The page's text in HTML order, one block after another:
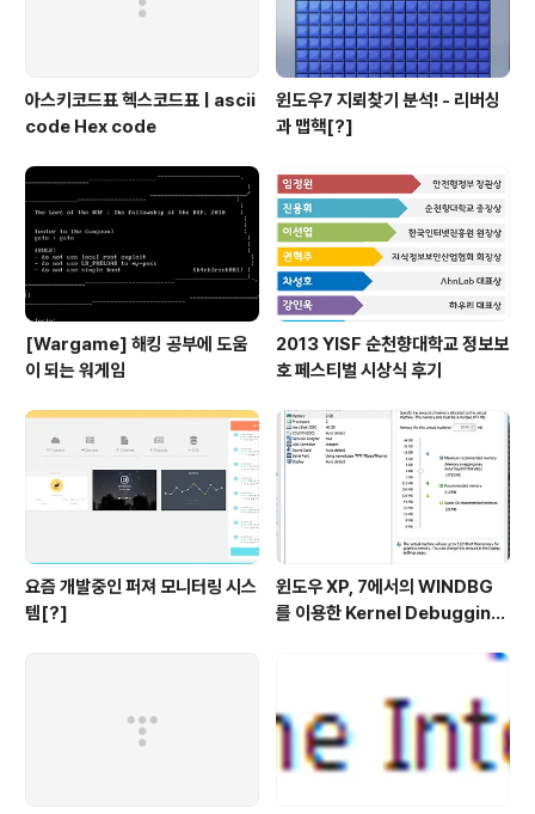
아스키코드표 헥스코드표 | ascii
code Hex code
윈도우7 지뢰찾기 분석! - 리버싱
과 맵핵[?]
[Wargame] 해킹 공부에 도움
이 되는 워게임
2013 YISF 순천향대학교 정보보
호 페스티벌 시상식 후기
요즘 개발중인 퍼져 모니터링 시스
템[?]
윈도우 XP, 7에서의 WINDBG
를 이용한 Kernel Debugging